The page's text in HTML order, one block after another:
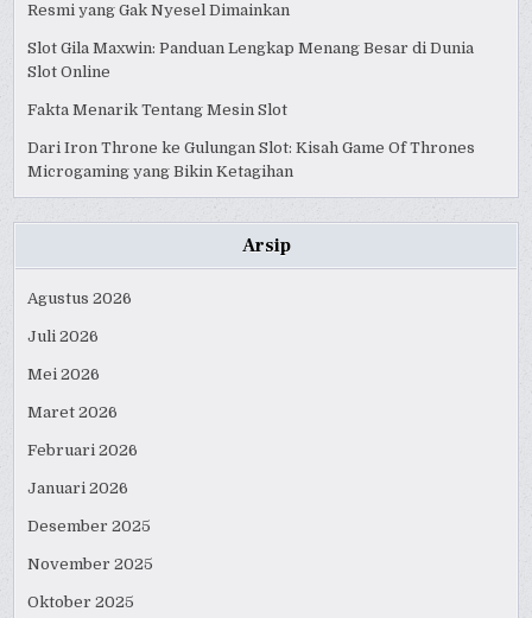
Resmi yang Gak Nyesel Dimainkan
Slot Gila Maxwin: Panduan Lengkap Menang Besar di Dunia
Slot Online
Fakta Menarik Tentang Mesin Slot
Dari Iron Throne ke Gulungan Slot: Kisah Game Of Thrones
Microgaming yang Bikin Ketagihan
Arsip
Agustus 2026
Juli 2026
Mei 2026
Maret 2026
Februari 2026
Januari 2026
Desember 2025
November 2025
Oktober 2025